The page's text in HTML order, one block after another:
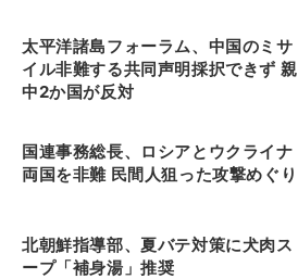
太平洋諸島フォーラム、中国のミサ
イル非難する共同声明採択できず 親
中2か国が反対
国連事務総長、ロシアとウクライナ
両国を非難 民間人狙った攻撃めぐり
北朝鮮指導部、夏バテ対策に犬肉ス
ープ「補身湯」推奨